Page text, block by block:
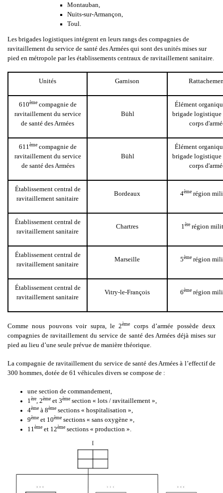
Montauban,
Nuits-sur-Armançon,
Toul.
Les brigades logistiques intégrent en leurs rangs des compagnies de
ravitaillement du service de santé des Armées qui sont des unités mises sur
pied en métropole par les établissements centraux de ravitaillement sanitaire.
Unités Garnison
610èmecompagnie de
ravitaillement du service
de santé des Armées
Bühl
Élément
brigade logistique
corps
611ème compagnie de
ravitaillement du service
de santé des Armées
Bühl
Élément
brigade logistique
corps
Établissement central de
ravitaillement sanitaire
Bordeaux 4èmerégion
Établissement central de
ravitaillement sanitaire
Chartres 1 ère région
Établissement central de
ravitaillement sanitaire
Marseille 5èmerégion
Établissement central de
ravitaillement sanitaire
Vitry-le-François 6èmerégion
Comme nous pouvons voir supra, le 2ème
corps d’armée possède deux
compagnies de ravitaillement du service de santé des Armées déjà mises sur
pied au lieu d’une seule prévue de manière théorique.
La compagnie de ravitaillement du service de santé des Armées à l’effectif de
300 hommes, dotée de 61 véhicules divers se compose de :
une section de commandement,
1 ère , 2ème et 3ème section « lots / ravitaillement »,
4ème à 8ème sections « hospitalisation »,
9ème et 10ème sections « sans oxygène »,
11 ème et 12ème sections « production ».